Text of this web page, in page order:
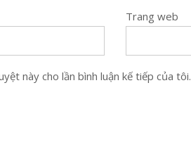
Trang web
này cho lần bình luận kế tiếp của tôi.